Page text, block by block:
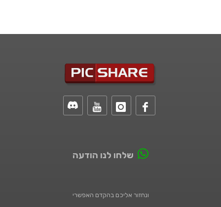
שלחו לנו הודעה
ונחזור אליכם בהקדם האפשרי